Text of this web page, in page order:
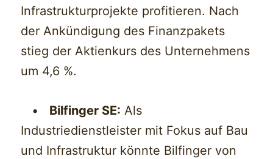
Infrastrukturprojekte profitieren. Nach
der Ankündigung des Finanzpakets
stieg der Aktienkurs des Unternehmens
um 4,6 %.
• Bilfinger SE: Als
Industriedienstleister mit Fokus auf Bau
und Infrastruktur könnte Bilfinger von